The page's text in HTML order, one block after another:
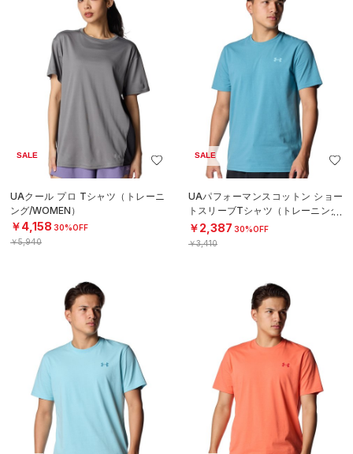
SALE
UAクール プロ Tシャツ（トレーニ
ング/WOMEN）
￥4,158 30%OFF
￥5,940
SALE
UAパフォーマンスコットン ショー
トスリーブTシャツ（トレーニング/
MEN）
￥2,387 30%OFF
￥3,410